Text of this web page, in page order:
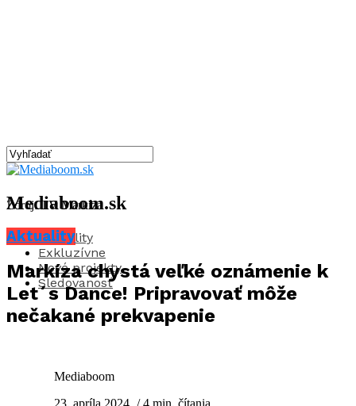
Mediaboom.sk
Aktuality
Exkluzívne
Nové projekty
Sledovanosť
Zdroj: TV Markíza
Aktuality
Markíza chystá veľké oznámenie k
Let´s Dance! Pripravovať môže
nečakané prekvapenie
Mediaboom